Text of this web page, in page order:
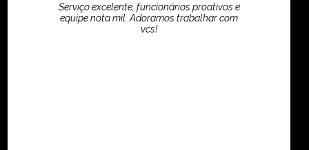
Serviço excelente, funcionários proativos e
equipe nota mil. Adoramos trabalhar com
vcs!